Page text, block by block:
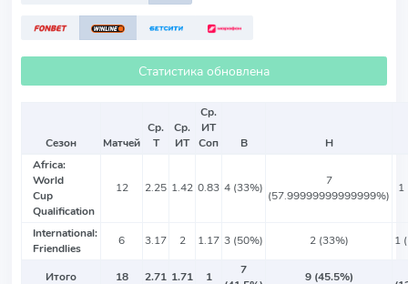
Статистика обновлена
Сезон Матчей
Ср.
Т
Ср.
ИТ
Ср.
ИТ
Соп
В
Н
Africa:
World
Cup
Qualification
12 2.25 1.42 0.83 4 (33%)
7
(57.99999999999999%)
1
International:
Friendlies
6 3.17 2 1.17 3 (50%) 2 (33%) 1
Итого 18 2.71 1.71 1
7
9 (45.5%)